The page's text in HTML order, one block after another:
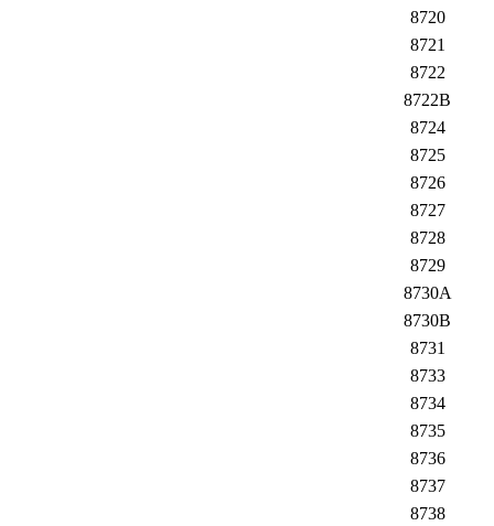
8720
8721
8722
8722B
8724
8725
8726
8727
8728
8729
8730A
8730B
8731
8733
8734
8735
8736
8737
8738